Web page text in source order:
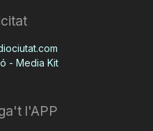
- Media Kit
l'APP: